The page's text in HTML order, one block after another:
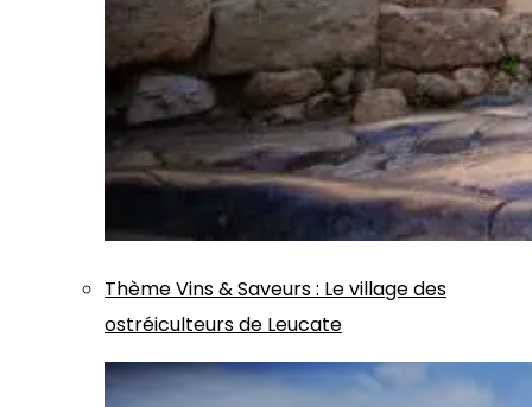
ThèmeVins & Saveurs: Le village des
ostréiculteurs de Leucate